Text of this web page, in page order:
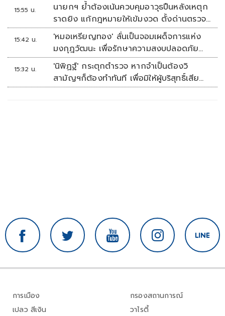
15:55 น.
นายกฯ ย้ำต้องเน้นควบคุมอาวุธปืนหลังเหตุก
ราดยิง แก้กฎหมายให้เข้มงวด ตั้งด่านตรวจ
เพิ่ม
15:42 น.
'หมอเหรียญทอง' ลั่นเป็นจอมเผด็จการแห่ง
มงกุฎวัฒนะ เพื่อรักษาความสงบปลอดภัย
ภายในรพ.
15:32 น.
'นิพิฏฐ์' กระตุกตำรวจ หากจำเป็นต้องวิ
สามัญฯก็ต้องทำทันที เพื่อมิให้ผู้บริสุทธิ์เสีย
ชีวิตเพิ่ม
การเมือง
เปลว สีเงิน
กรองสถานการณ์
วาไรตี้